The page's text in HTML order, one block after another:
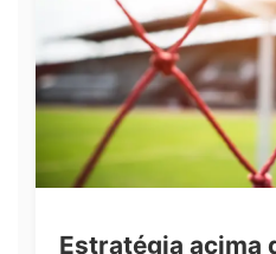
Estratégia acima